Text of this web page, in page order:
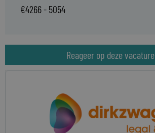
€4266 - 5054
Reageer op deze vacature